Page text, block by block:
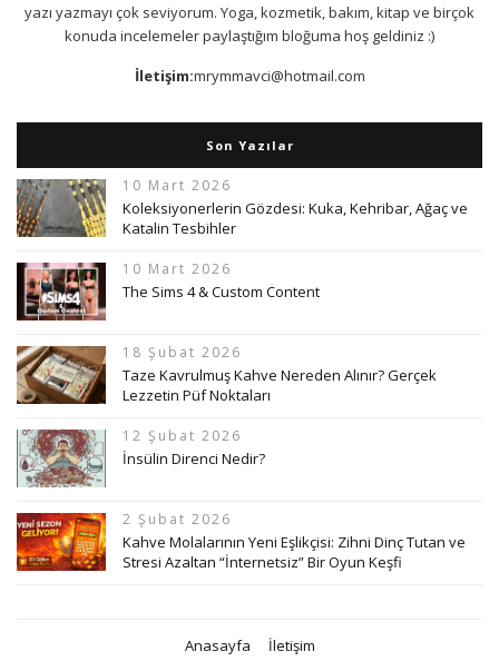
yazı yazmayı çok seviyorum. Yoga, kozmetik, bakım, kitap ve birçok
konuda incelemeler paylaştığım bloğuma hoş geldiniz :)
İletişim:mrymmavci@hotmail.com
Son Yazılar
10 Mart 2026
Koleksiyonerlerin Gözdesi: Kuka, Kehribar, Ağaç ve
Katalin Tesbihler
10 Mart 2026
The Sims 4 & Custom Content
18 Şubat 2026
Taze Kavrulmuş Kahve Nereden Alınır? Gerçek
Lezzetin Püf Noktaları
12 Şubat 2026
İnsülin Direnci Nedir?
2 Şubat 2026
Kahve Molalarının Yeni Eşlikçisi: Zihni Dinç Tutan ve
Stresi Azaltan “İnternetsiz” Bir Oyun Keşfi
Anasayfa İletişim